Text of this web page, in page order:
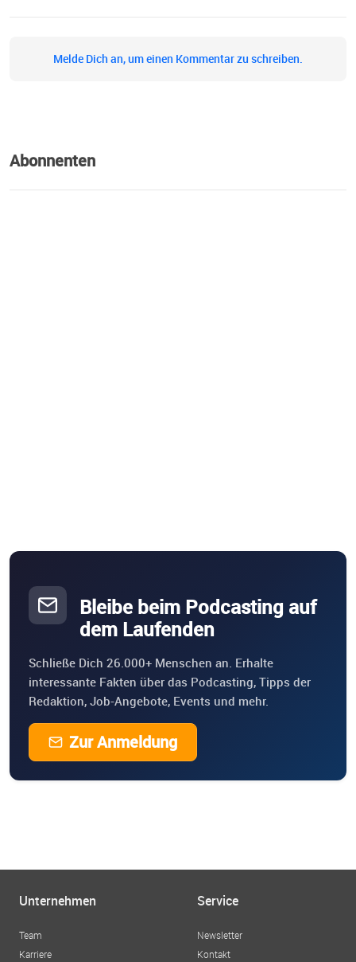
Melde Dich an, um einen Kommentar zu schreiben.
Abonnenten
Bleibe beim Podcasting auf
dem Laufenden
Schließe Dich 26.000+ Menschen an. Erhalte
interessante Fakten über das Podcasting, Tipps der
Redaktion, Job-Angebote, Events und mehr.
Zur Anmeldung
Unternehmen
Team
Karriere
Service
Newsletter
Kontakt